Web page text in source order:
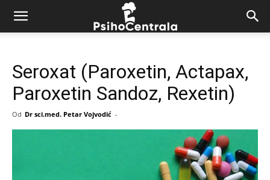
Seroxat (Paroxetin, Actapax,
Paroxetin Sandoz, Rexetin)
Od Dr sci.med. Petar Vojvodić -